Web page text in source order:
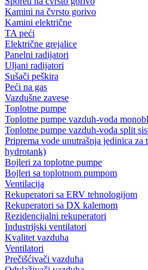
Kamini na čvrsto gorivo
Kamini električne
TA peći
Električne grejalice
Panelni radijatori
Uljani radijatori
Sušači peškira
Peći na gas
Vazdušne zavese
Toplotne pumpe
Toplotne pumpe vazduh-voda
Toplotne pumpe vazduh-voda split
Priprema vode unutrašnja jedinica
hydrotank)
Bojleri za toplotne pumpe
Bojleri sa toplotnom pumpom
Ventilacija
Rekuperatori sa ERV tehnologijom
Rekuperatori sa DX kalemom
Rezidencijalni rekuperatori
Industrijski ventilatori
Kvalitet vazduha
Ventilatori
Prečišćivači vazduha